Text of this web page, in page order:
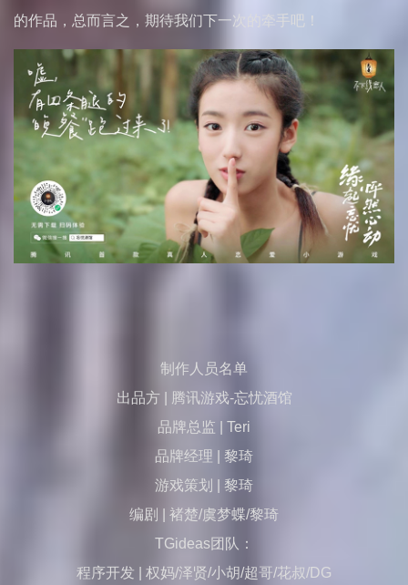
的作品，总而言之，期待我们下一次的牵手吧！
制作人员名单
出品方 | 腾讯游戏-忘忧酒馆
品牌总监 | Teri
品牌经理 | 黎琦
游戏策划 | 黎琦
编剧 | 褚楚/虞梦蝶/黎琦
TGideas团队：
程序开发 | 权妈/泽贤/小胡/超哥/花叔/DG